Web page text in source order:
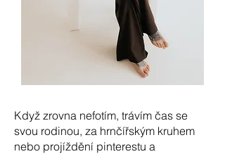
Když zrovna nefotím, trávím čas se
svou rodinou, za hrnčířským kruhem
nebo projíždění pinterestu a